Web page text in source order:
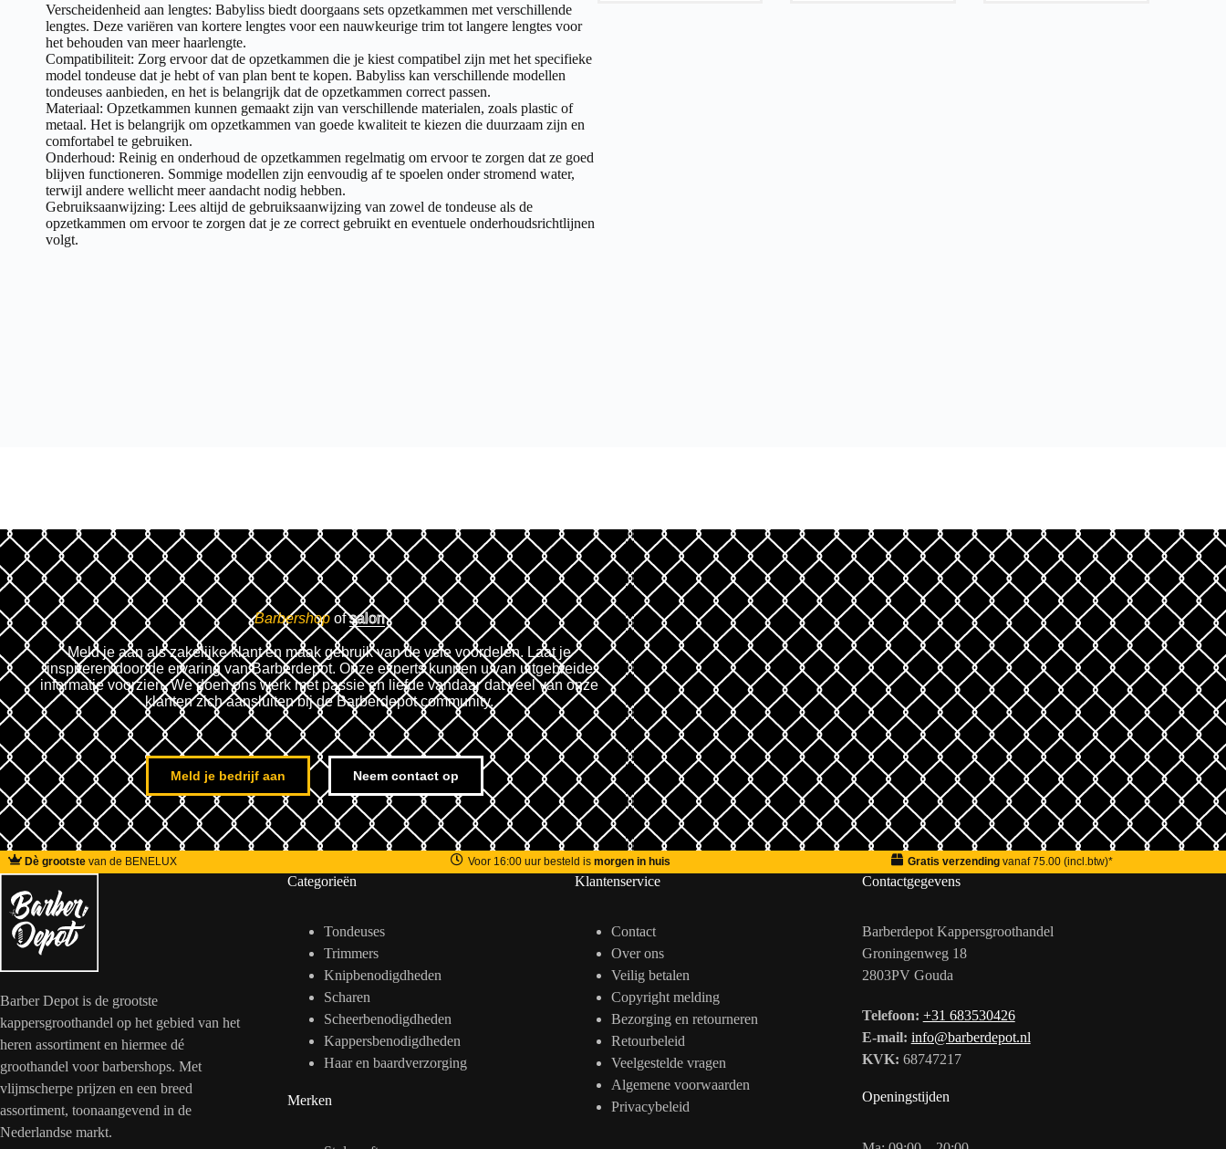
Verscheidenheid aan lengtes: Babyliss biedt doorgaans sets opzetkammen met verschillende
lengtes. Deze variëren van kortere lengtes voor een nauwkeurige trim tot langere lengtes voor
het behouden van meer haarlengte.
Compatibiliteit: Zorg ervoor dat de opzetkammen die je kiest compatibel zijn met het specifieke
model tondeuse dat je hebt of van plan bent te kopen. Babyliss kan verschillende modellen
tondeuses aanbieden, en het is belangrijk dat de opzetkammen correct passen.
Materiaal: Opzetkammen kunnen gemaakt zijn van verschillende materialen, zoals plastic of
metaal. Het is belangrijk om opzetkammen van goede kwaliteit te kiezen die duurzaam zijn en
comfortabel te gebruiken.
Onderhoud: Reinig en onderhoud de opzetkammen regelmatig om ervoor te zorgen dat ze goed
blijven functioneren. Sommige modellen zijn eenvoudig af te spoelen onder stromend water,
terwijl andere wellicht meer aandacht nodig hebben.
Gebruiksaanwijzing: Lees altijd de gebruiksaanwijzing van zowel de tondeuse als de
opzetkammen om ervoor te zorgen dat je ze correct gebruikt en eventuele onderhoudsrichtlijnen
volgt.
Barbershop of salon
Meld je aan als zakelijke klant en maak gebruik van de vele voordelen. Laat je
inspireren door de ervaring van Barberdepot. Onze experts kunnen u van uitgebreide
informatie voorzien. We doen ons werk met passie en liefde vandaar dat veel van onze
klanten zich aansluiten bij de Barberdepot community.
Meld je bedrijf aan Neem contact op
Dè grootste van de BENELUX Voor 16:00 uur besteld ismorgen in huis Gratis verzendingvanaf 75.00 (incl.btw)*
Barber Depot is de grootste
kappersgroothandel op het gebied van het
heren assortiment en hiermee dé
groothandel voor barbershops. Met
vlijmscherpe prijzen en een breed
assortiment, toonaangevend in de
Nederlandse markt.
Categorieën
Tondeuses
Trimmers
Knipbenodigdheden
Scharen
Scheerbenodigdheden
Kappersbenodigdheden
Haar en baardverzorging
Merken
Klantenservice
Contact
Over ons
Veilig betalen
Copyright melding
Bezorging en retourneren
Retourbeleid
Veelgestelde vragen
Algemene voorwaarden
Privacybeleid
Contactgegevens
Barberdepot Kappersgroothandel
Groningenweg 18
2803PV Gouda
Telefoon: +31 683530426
E-mail: info@barberdepot.nl
KVK: 68747217
Openingstijden